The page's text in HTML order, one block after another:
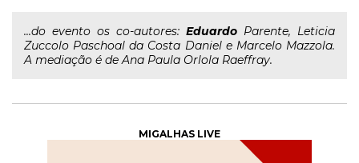
...do evento os co-autores: Eduardo Parente, Leticia
Zuccolo Paschoal da Costa Daniel e Marcelo Mazzola.
A mediação é de Ana Paula Orlola Raeffray.
MIGALHAS LIVE